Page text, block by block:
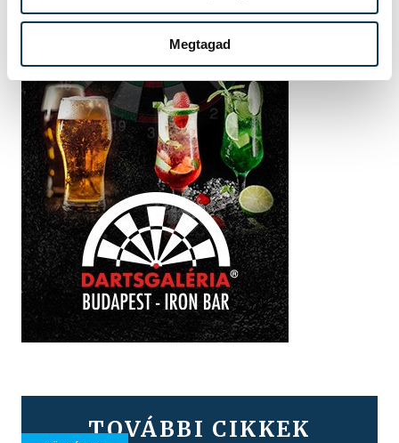
Megtagad
TOVÁBBI CIKKEK